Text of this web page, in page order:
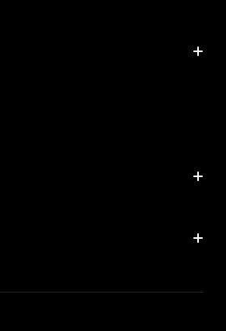
一覧
ティング
channelサービス規約